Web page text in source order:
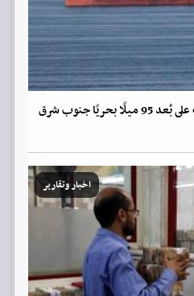
انفجار عنيف بالقرب من سفينة على بُعد 95 ميلًا بحريًا جنوب شرق
اخبار وتقارير